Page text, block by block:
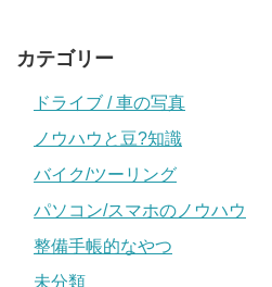
カテゴリー
ドライブ / 車の写真
ノウハウと豆?知識
バイク/ツーリング
パソコン/スマホのノウハウ
整備手帳的なやつ
未分類